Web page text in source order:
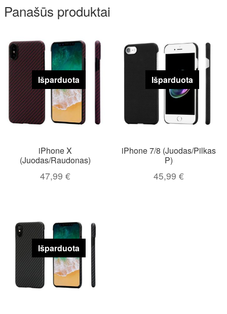
Panašūs produktai
Išparduota
iPhone X
(Juodas/Raudonas)
47,99€
Išparduota
iPhone 7/8 (Juodas/Pilkas
P)
45,99€
Išparduota